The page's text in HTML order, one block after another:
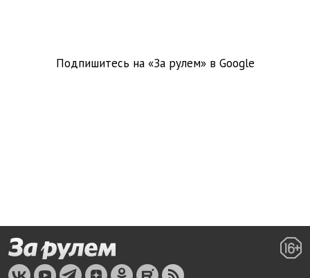
Подпишитесь на «За рулем» в Google